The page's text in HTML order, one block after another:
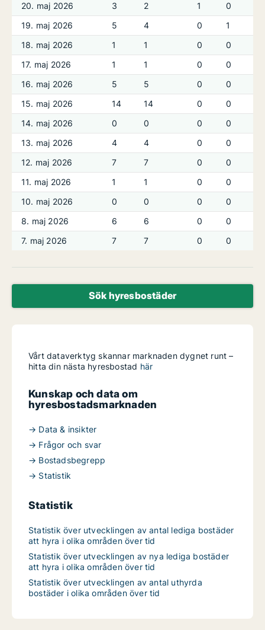
20. maj 2026
3 2 1
0
19. maj 2026
5 4 0
1
18. maj 2026
1 1 0
0
17. maj 2026
1 1 0
0
16. maj 2026
5 5 0
0
15. maj 2026
14 14 0
0
14. maj 2026
0 0 0
0
13. maj 2026
4 4 0
0
12. maj 2026
7 7 0
0
11. maj 2026
1 1 0
0
10. maj 2026
0 0 0
0
8. maj 2026
6 6 0
0
7. maj 2026
7 7 0 0
Sök hyresbostäder
Vårt dataverktyg skannar marknaden dygnet runt –
hitta din nästa hyresbostad här
Kunskap och data om
hyresbostadsmarknaden
→ Data & insikter
→ Frågor och svar
→ Bostadsbegrepp
→ Statistik
Statistik
Statistik över utvecklingen av antal lediga bostäder
att hyra i olika områden över tid
Statistik över utvecklingen av nya lediga bostäder
att hyra i olika områden över tid
Statistik över utvecklingen av antal uthyrda
bostäder i olika områden över tid